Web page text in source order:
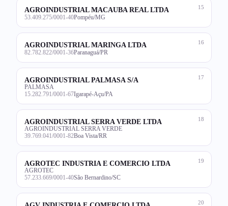
15
AGROINDUSTRIAL MACAUBA REAL LTDA
53.409.275/0001-40Pompéu/MG
16
AGROINDUSTRIAL MARINGA LTDA
82.782.822/0001-36Paranaguá/PR
17
AGROINDUSTRIAL PALMASA S/A
PALMASA
15.282.791/0001-67Igarapé-Açu/PA
18
AGROINDUSTRIAL SERRA VERDE LTDA
AGROINDUSTRIAL SERRA VERDE
39.769.041/0001-82Boa Vista/RR
19
AGROTEC INDUSTRIA E COMERCIO LTDA
AGROTEC
57.233.669/0001-40São Bernardino/SC
20